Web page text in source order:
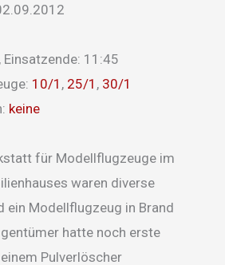
11:45
10/1 , 25/1 , 30/1
keine
für Modellflugzeuge im
waren diverse
ein Modellflugzeug in Brand
hatte noch erste
Pulverlöscher